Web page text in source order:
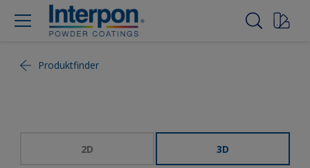
Produktfinder
2D 3D